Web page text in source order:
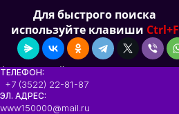
Для быстрого поиска
используйте клавиши Ctrl+F
Актуальный
ТЕЛЕФОН:
+7 (3522) 22-81-87
ЭЛ. АДРЕС:
www150000@mail.ru